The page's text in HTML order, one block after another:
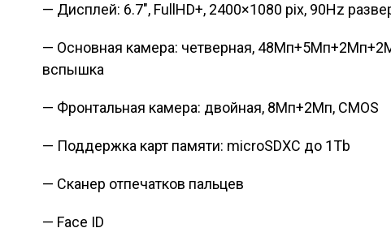
— Дисплей: 6.7″, FullHD+, 2400×1080 pix, 90Hz
— Основная камера: четверная,
вспышка
— Фронтальная камера: двойная, 8Мп+2Мп, CMOS
— Поддержка карт памяти: microSDXC до 1Tb
— Сканер отпечатков пальцев
— Face ID